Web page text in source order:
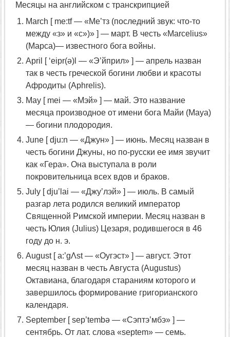
Месяцы на английском с транскрипцией
March [ me:tf — «Ме’тз (последний звук: что-то
между «з» и «с»)» ] — март. В честь «Marcelius»
(Марса)— известного бога войны.
April [ ‘eipr(ə)l — «Э’йприл» ] — апрель назван
так в честь греческой богини любви и красоты
Афродиты (Aphrelis).
May [ mei — «Мэй» ] — май. Это название
месяца производное от имени бога Майи (Maya)
— богини плодородия.
June [ dju:n — «Джун» ] — июнь. Месяц назван в
честь богини Джуны, но по-русски ее имя звучит
как «Гера». Она выступала в роли
покровительница всех вдов и браков.
July [ dju’lai — «Джу’лэй» ] — июль. В самый
разгар лета родился великий император
Священной Римской империи. Месяц назван в
честь Юлия (Julius) Цезаря, родившегося в 46
году до н. э.
August [ a:’gΛst — «Оугэст» ] — август. Этот
месяц назван в честь Августа (Augustus)
Октавиана, благодаря стараниям которого и
завершилось формирование григорианского
календаря.
September [ sep’tembə — «Сэптэ’мбэ» ] —
сентябрь. От лат. слова «septem» — семь.